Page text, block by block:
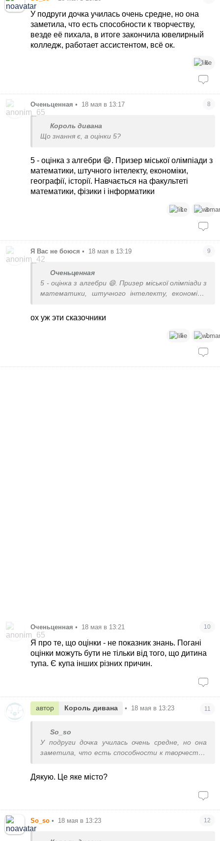
У подруги дочка училась очень средне, но она
заметила, что есть способности к творчеству,
везде её пихала, в итоге закончила ювелирный
колледж, работает ассистентом, всё ок.
6
Оченьценная • 18 мая в 13:17 8
Король дивана
Що знання є, а оцінки 5?
5 - оцінка з алгебри 😄. Призер міської олімпіади з
математики, штучного інтелекту, економіки,
географії, історії. Навчається на факультеті
математики, фізики і інформатики
1 3
Я Вас не боюся • 18 мая в 13:19 9
Оченьценная
5 - оцінка з алгебри 😄. Призер міської олімпіади з
математики, штучного інтелекту, економіки,
математики, фізики і інформатики
ох уж эти сказочники
5 1
Оченьценная • 18 мая в 13:21 10
Я про те, що оцінки - не показник знань. Погані
оцінки можуть бути не тільки від того, що дитина
тупа. Є купа інших різних причин.
автор Король дивана • 18 мая в 13:23 11
So_so
У подруги дочка училась очень средне, но она
заметила, что есть способности к творчеству,
колледж, работает ассистентом, всё ок.
Дякую. Це яке місто?
So_so • 18 мая в 13:23 12